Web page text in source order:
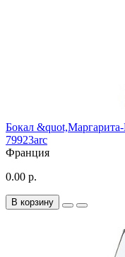
Бокал
79923arc
Франция
0.00 р.
В корзину